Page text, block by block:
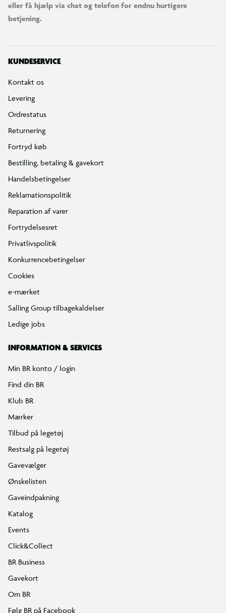
eller få hjælp via chat og telefon for endnu hurtigere
betjening.
KUNDESERVICE
Kontakt os
Levering
Ordrestatus
Returnering
Fortryd køb
Bestilling, betaling & gavekort
Handelsbetingelser
Reklamationspolitik
Reparation af varer
Fortrydelsesret
Privatlivspolitik
Konkurrencebetingelser
Cookies
e-mærket
Salling Group tilbagekaldelser
Ledige jobs
INFORMATION & SERVICES
Min BR konto / login
Find din BR
Klub BR
Mærker
Tilbud på legetøj
Restsalg på legetøj
Gavevælger
Ønskelisten
Gaveindpakning
Katalog
Events
Click&Collect
BR Business
Gavekort
Om BR
Følg BR på Facebook